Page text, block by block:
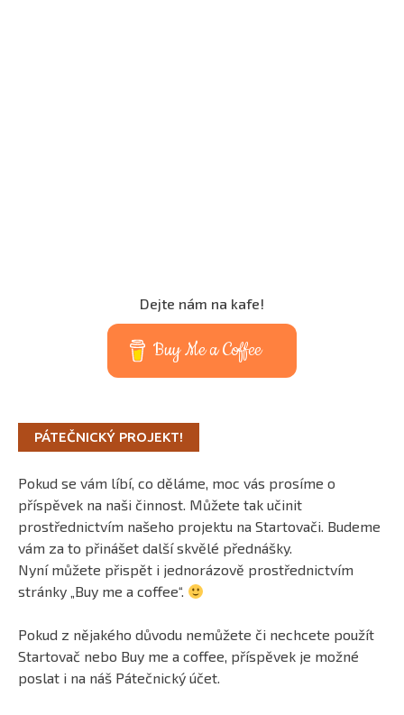
Dejte nám na kafe!
Buy Me a Coffee
PÁTEČNICKÝ PROJEKT!
Pokud se vám líbí, co děláme, moc vás prosíme o
příspěvek na naši činnost. Můžete tak učinit
prostřednictvím našeho projektu na Startovači. Budeme
vám za to přinášet další skvělé přednášky.
Nyní můžete přispět i jednorázově prostřednictvím
stránky „Buy me a coffee“.
Pokud z nějakého důvodu nemůžete či nechcete použít
Startovač nebo Buy me a coffee, příspěvek je možné
poslat i na náš Pátečnický účet.